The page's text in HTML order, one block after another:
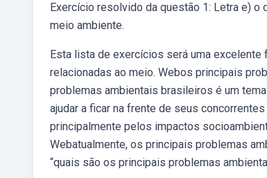
Exercício resolvido da questão 1: Letra e)
meio ambiente.
Esta lista de exercícios será uma
relacionadas ao meio. Webos principais
problemas ambientais brasileiros é um
ajudar a ficar na frente de seus
principalmente pelos impactos
Webatualmente, os principais problemas
“quais são os principais problemas